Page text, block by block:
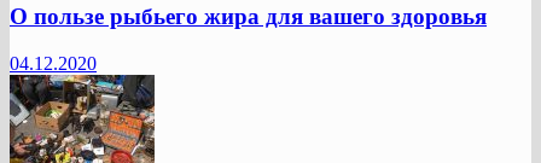
О пользе рыбьего жира для вашего здоровья
04.12.2020